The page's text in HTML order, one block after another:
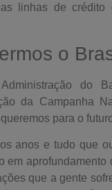
linhas de crédito
o
do
da Campanha
para o
anos e tudo que
em
que a gente